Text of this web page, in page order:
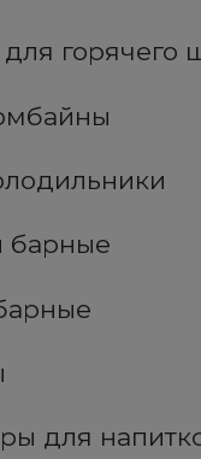
горячего
барные
для